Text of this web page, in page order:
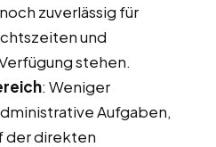
zuverlässig für
und
stehen.
: Weniger
Aufgaben,
der direkten